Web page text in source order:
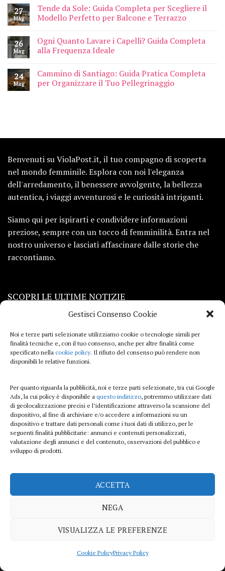
Gestisci Consenso Cookie
Noi e terze parti selezionate utilizziamo cookie o tecnologie simili per
finalità tecniche e, con il tuo consenso, anche per altre finalità come
specificato nella cookie policy. Il rifiuto del consenso può rendere non
disponibili le relative funzioni.
Per quanto riguarda la pubblicità, noi e terze parti selezionate, tra cui Google
Ads, la cui policy è disponibile a questo indirizzo, potremmo utilizzare dati
di geolocalizzazione precisi e l’identificazione attraverso la scansione del
dispositivo, al fine di archiviare e/o accedere a informazioni su un
dispositivo e trattare dati personali come i tuoi dati di utilizzo, per le
seguenti finalità pubblicitarie: annunci e contenuti personalizzati,
valutazione degli annunci e del contenuto, osservazioni del pubblico e
sviluppo di prodotti.
ACCETTA
NEGA
VISUALIZZA LE PREFERENZE
Cookie PolicyPrivacy Policy
27
Mag
Tende da Sole: Guida Completa per Scegliere il
Modello Perfetto per Balcone e Terrazzo
26
Mag
Ogni Quanto Lavare i Capelli? Guida Completa
alla Frequenza Ideale
24
Mag
Cammino di Santiago: Guida Pratica Completa
per Organizzare il Tuo Pellegrinaggio
Benvenuti su ViolaPost.it, il tuo compagno di scoperta
nel mondo femminile. Esplora con noi l'eleganza
dell'arredamento, il benessere avvolgente, la bellezza
autentica, i viaggi avventurosi e le curiosità intriganti.
Siamo qui per ispirarti e condividere informazioni
preziose, sempre con un tocco di femminilità. Entra nel
nostro universo e lasciati affascinare dalle storie che
raccontiamo.
SCOPRI LE ULTIME NOTIZIE
Viaggi
Beauty e benessere
Curiosità
Lifestyle
Sport
iTech
ViolaPost.it partecipa al Programma Affiliazione Amazon EU, un programma di
pubblicizzando e fornendo link al sito Amazon.it
Copyright 2026 ©
CONTATTI